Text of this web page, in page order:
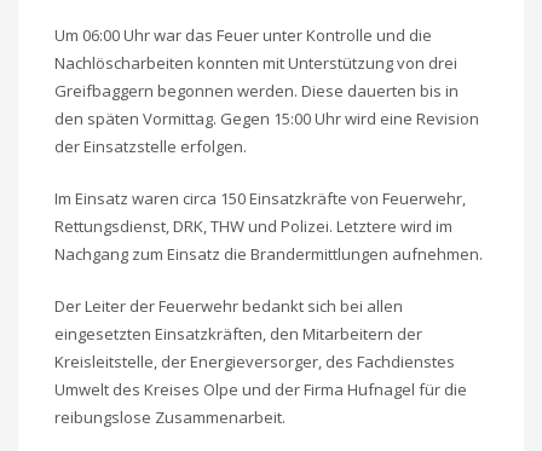
Um 06:00 Uhr war das Feuer unter Kontrolle und die
Nachlöscharbeiten konnten mit Unterstützung von drei
Greifbaggern begonnen werden. Diese dauerten bis in
den späten Vormittag. Gegen 15:00 Uhr wird eine Revision
der Einsatzstelle erfolgen.
Im Einsatz waren circa 150 Einsatzkräfte von Feuerwehr,
Rettungsdienst, DRK, THW und Polizei. Letztere wird im
Nachgang zum Einsatz die Brandermittlungen aufnehmen.
Der Leiter der Feuerwehr bedankt sich bei allen
eingesetzten Einsatzkräften, den Mitarbeitern der
Kreisleitstelle, der Energieversorger, des Fachdienstes
Umwelt des Kreises Olpe und der Firma Hufnagel für die
reibungslose Zusammenarbeit.